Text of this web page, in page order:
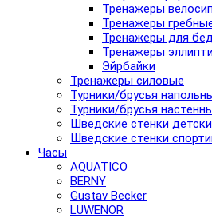
Тренажеры
Тренажеры
Тренажеры для
Тренажеры
Эйрбайки
Тренажеры силовые
Турники/брусья
Турники/брусья
Шведские стенки
Шведские стенки
Часы
AQUATICO
BERNY
Gustav Becker
LUWENOR